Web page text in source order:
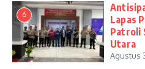
6
Lapas
Patroli
Utara
Agustus